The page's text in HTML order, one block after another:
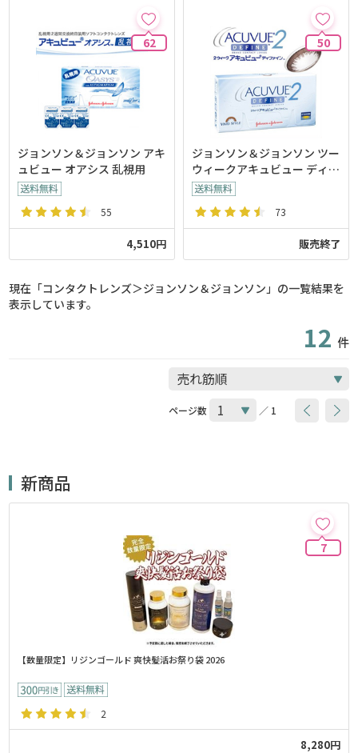
62
ジョンソン＆ジョンソン アキ
ュビュー オアシス 乱視用
55
4,510円
50
ジョンソン＆ジョンソン ツー
ウィークアキュビュー ディフ
ァイン
73
販売終了
現在「コンタクトレンズ＞ジョンソン＆ジョンソン」の一覧結果を
表示しています。
12 件
ページ数 ／ 1
新商品
7
【数量限定】リジンゴールド 爽快髪活お祭り袋 2026
2
8,280円